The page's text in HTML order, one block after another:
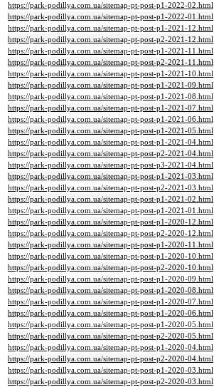
https://park-podillya.com.ua/sitemap-pt-post-p1-2022-02.html
https://park-podillya.com.ua/sitemap-pt-post-p1-2022-01.html
https://park-podillya.com.ua/sitemap-pt-post-p1-2021-12.html
https://park-podillya.com.ua/sitemap-pt-post-p2-2021-12.html
https://park-podillya.com.ua/sitemap-pt-post-p1-2021-11.html
https://park-podillya.com.ua/sitemap-pt-post-p2-2021-11.html
https://park-podillya.com.ua/sitemap-pt-post-p1-2021-10.html
https://park-podillya.com.ua/sitemap-pt-post-p1-2021-09.html
https://park-podillya.com.ua/sitemap-pt-post-p1-2021-08.html
https://park-podillya.com.ua/sitemap-pt-post-p1-2021-07.html
https://park-podillya.com.ua/sitemap-pt-post-p1-2021-06.html
https://park-podillya.com.ua/sitemap-pt-post-p1-2021-05.html
https://park-podillya.com.ua/sitemap-pt-post-p1-2021-04.html
https://park-podillya.com.ua/sitemap-pt-post-p2-2021-04.html
https://park-podillya.com.ua/sitemap-pt-post-p3-2021-04.html
https://park-podillya.com.ua/sitemap-pt-post-p1-2021-03.html
https://park-podillya.com.ua/sitemap-pt-post-p2-2021-03.html
https://park-podillya.com.ua/sitemap-pt-post-p1-2021-02.html
https://park-podillya.com.ua/sitemap-pt-post-p1-2021-01.html
https://park-podillya.com.ua/sitemap-pt-post-p1-2020-12.html
https://park-podillya.com.ua/sitemap-pt-post-p2-2020-12.html
https://park-podillya.com.ua/sitemap-pt-post-p1-2020-11.html
https://park-podillya.com.ua/sitemap-pt-post-p1-2020-10.html
https://park-podillya.com.ua/sitemap-pt-post-p2-2020-10.html
https://park-podillya.com.ua/sitemap-pt-post-p1-2020-09.html
https://park-podillya.com.ua/sitemap-pt-post-p1-2020-08.html
https://park-podillya.com.ua/sitemap-pt-post-p1-2020-07.html
https://park-podillya.com.ua/sitemap-pt-post-p1-2020-06.html
https://park-podillya.com.ua/sitemap-pt-post-p1-2020-05.html
https://park-podillya.com.ua/sitemap-pt-post-p2-2020-05.html
https://park-podillya.com.ua/sitemap-pt-post-p1-2020-04.html
https://park-podillya.com.ua/sitemap-pt-post-p2-2020-04.html
https://park-podillya.com.ua/sitemap-pt-post-p1-2020-03.html
https://park-podillya.com.ua/sitemap-pt-post-p2-2020-03.html